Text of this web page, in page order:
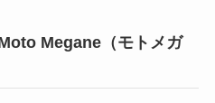
Megane（モトメガ